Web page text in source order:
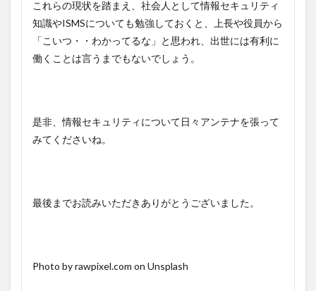
これらの現状を踏まえ、社会人として情報セキュリティ
知識やISMSについても勉強しておくと、上長や役員から
「こいつ・・わかってるな」と思われ、出世には有利に
働くことは言うまでもないでしょう。
是非、情報セキュリティについて日々アンテナを張って
みてくださいね。
最後までお読みいただきありがとうございました。
Photo by rawpixel.com on Unsplash